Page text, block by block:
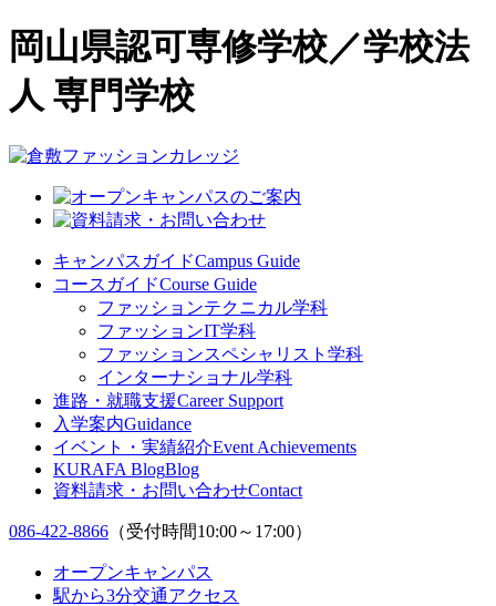
岡山県認可専修学校／学校法
人 専門学校
キャンパスガイドCampus Guide
コースガイドCourse Guide
ファッションテクニカル学科
ファッションIT学科
ファッションスペシャリスト学科
インターナショナル学科
進路・就職支援Career Support
入学案内Guidance
イベント・実績紹介Event Achievements
KURAFA BlogBlog
資料請求・お問い合わせContact
086-422-8866 （受付時間10:00～17:00）
オープンキャンパス
駅から3分交通アクセス